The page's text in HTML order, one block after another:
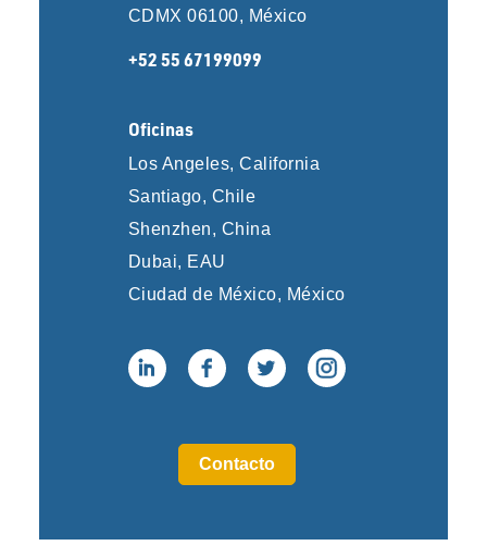
CDMX 06100, México
+52 55 67199099
Oficinas
Los Angeles, California
Santiago, Chile
Shenzhen, China
Dubai, EAU
Ciudad de México, México
Contacto